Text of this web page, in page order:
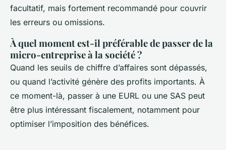
facultatif, mais fortement recommandé pour couvrir
les erreurs ou omissions.
À quel moment est-il préférable de passer de la
micro-entreprise à la société ?
Quand les seuils de chiffre d’affaires sont dépassés,
ou quand l’activité génère des profits importants. À
ce moment-là, passer à une EURL ou une SAS peut
être plus intéressant fiscalement, notamment pour
optimiser l’imposition des bénéfices.